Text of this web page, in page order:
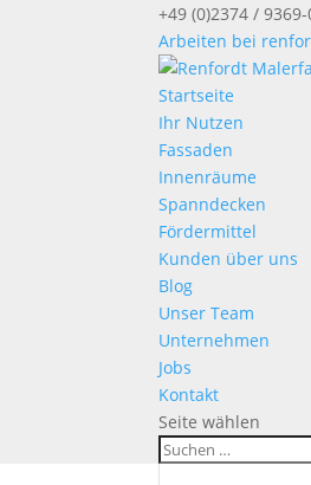
+49 (0)2374 /
Arbeiten bei
Startseite
Ihr Nutzen
Fassaden
Innenräume
Spanndecken
Fördermittel
Kunden über uns
Blog
Unser Team
Unternehmen
Jobs
Kontakt
Seite wählen